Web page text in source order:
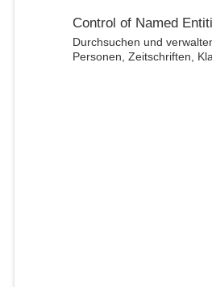
Control of Named
Durchsuchen und
Personen, Zeitschriften,